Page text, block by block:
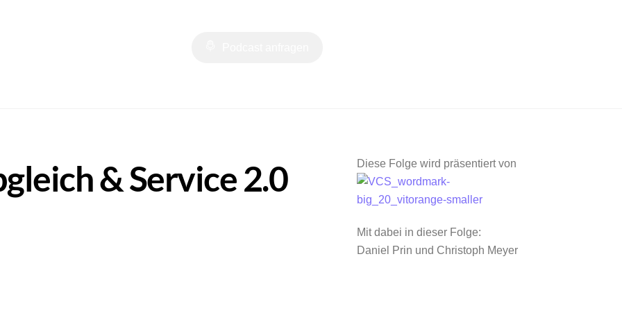
& Service 2.0 Diese Folge wird präsentiert von
Mit dabei in dieser Folge:
Daniel Prin und Christoph Meyer